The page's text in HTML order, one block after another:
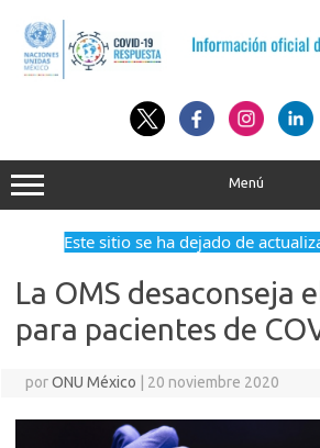
contenido
Menú
Este sitio se ha dejado de
La OMS desaconseja
para pacientes de
porONU México 20 noviembre 2020